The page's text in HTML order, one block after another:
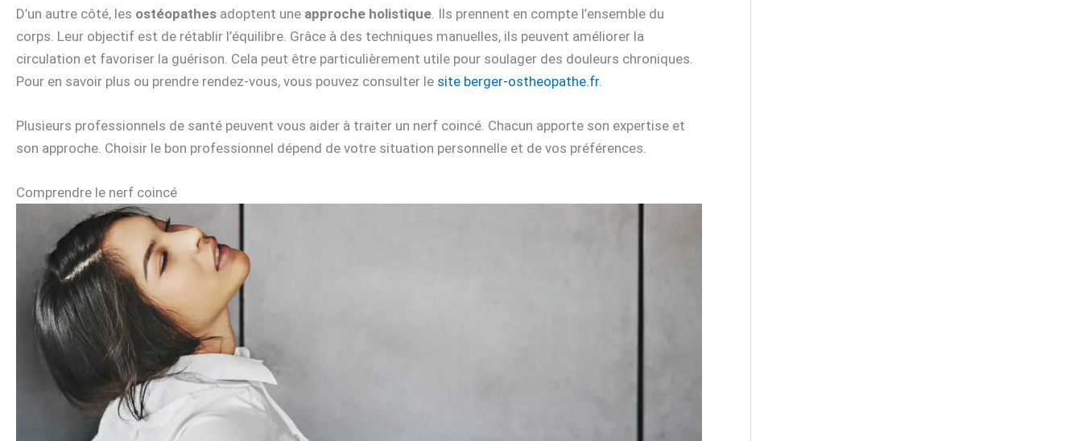
D’un autre côté, les ostéopathes adoptent une approche holistique. Ils prennent en compte l’ensemble du
corps. Leur objectif est de rétablir l’équilibre. Grâce à des techniques manuelles, ils peuvent améliorer la
circulation et favoriser la guérison. Cela peut être particulièrement utile pour soulager des douleurs chroniques.
Pour en savoir plus ou prendre rendez-vous, vous pouvez consulter le site berger-ostheopathe.fr.
Plusieurs professionnels de santé peuvent vous aider à traiter un nerf coincé. Chacun apporte son expertise et
son approche. Choisir le bon professionnel dépend de votre situation personnelle et de vos préférences.
Comprendre le nerf coincé